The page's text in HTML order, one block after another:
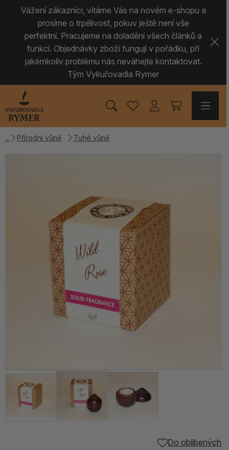
Vážení zákazníci, vítáme Vás na novém e-shopu a
prosíme o trpělivost, pokuv ještě není vše
perfektní. Pracujeme na doladění všech článků a
funkcí. Objednávky zboží fungují v pořádku, při
jakémkoliv problému nás neváhejte kontaktovat.
Tým Vykuřovadla Rymer
Přírodní vůně Tuhé vůně
Do oblíbených